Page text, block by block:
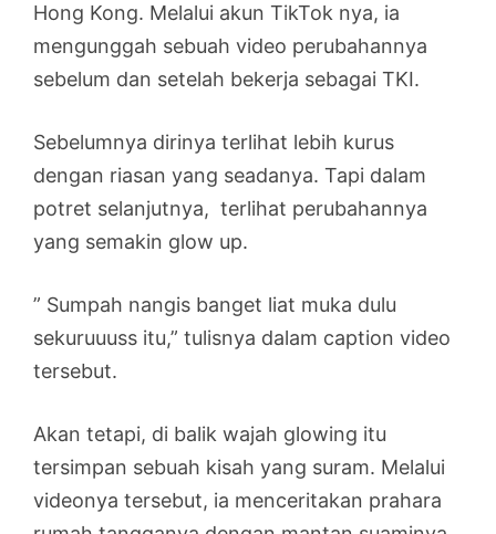
Hong Kong. Melalui akun TikTok nya, ia
mengunggah sebuah video perubahannya
sebelum dan setelah bekerja sebagai TKI.
Sebelumnya dirinya terlihat lebih kurus
dengan riasan yang seadanya. Tapi dalam
potret selanjutnya, terlihat perubahannya
yang semakin glow up.
” Sumpah nangis banget liat muka dulu
sekuruuuss itu,” tulisnya dalam caption video
tersebut.
Akan tetapi, di balik wajah glowing itu
tersimpan sebuah kisah yang suram. Melalui
videonya tersebut, ia menceritakan prahara